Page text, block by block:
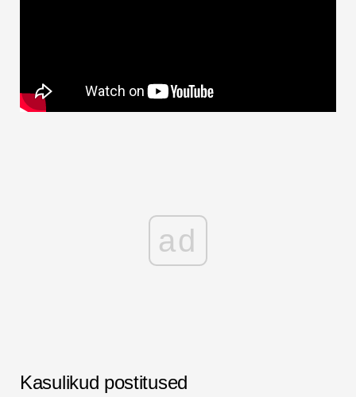
ad
Kasulikud postitused